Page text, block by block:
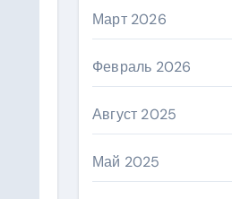
Март 2026
Февраль 2026
Август 2025
Май 2025